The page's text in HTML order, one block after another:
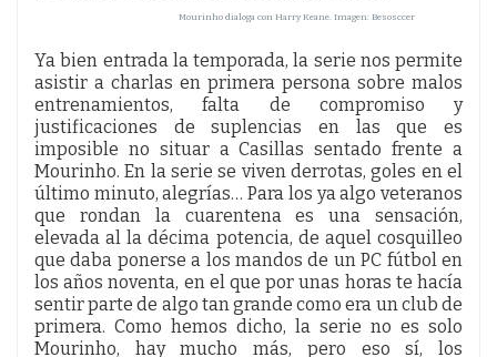
Mourinho dialoga con Harry Keane. Imagen: Besosccer
Ya bien entrada la temporada, la serie nos permite
asistir a charlas en primera persona sobre malos
entrenamientos, falta de compromiso y
justificaciones de suplencias en las que es
imposible no situar a Casillas sentado frente a
Mourinho. En la serie se viven derrotas, goles en el
último minuto, alegrías… Para los ya algo veteranos
que rondan la cuarentena es una sensación,
elevada al la décima potencia, de aquel cosquilleo
que daba ponerse a los mandos de un PC fútbol en
los años noventa, en el que por unas horas te hacía
sentir parte de algo tan grande como era un club de
primera. Como hemos dicho, la serie no es solo
Mourinho, hay mucho más, pero eso sí, los